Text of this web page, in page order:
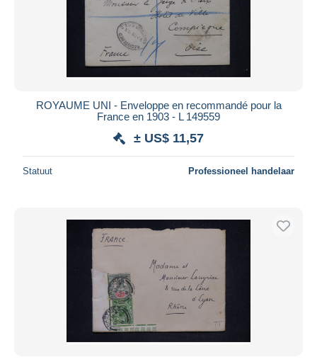
ROYAUME UNI - Enveloppe en recommandé pour la
France en 1903 - L 149559
± US$ 11,57
Statuut Professioneel handelaar